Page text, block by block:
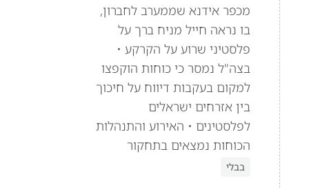
מכפר אידנא שממערב לחברון,
בו נראה חייל מניח ברך על
פלסטיני שרוע על הקרקע •
בצה"ל נמסר כי כוחות הוקפצו
למקום בעקבות דיווח על חיכוך
בין אזרחים ישראלים
לפלסטינים • האירוע והתנהלות
הכוחות נמצאים בתחקור
בבלי